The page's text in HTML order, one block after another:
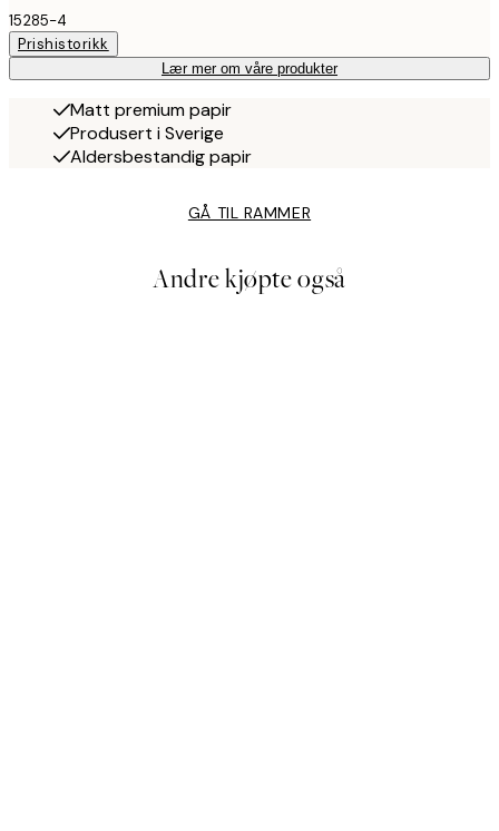
15285-4
Prishistorikk
Lær mer om våre produkter
Matt premium papir
Produsert i Sverige
Aldersbestandig papir
GÅ TIL RAMMER
Andre kjøpte også